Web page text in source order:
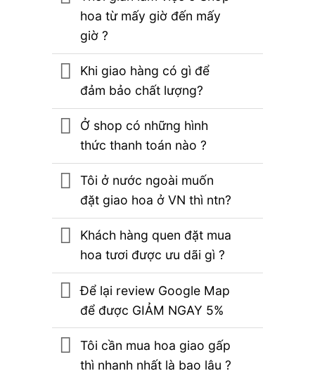
hoa từ mấy giờ đến mấy
giờ ?
Khi giao hàng có gì để
đảm bảo chất lượng?
Ở shop có những hình
thức thanh toán nào ?
Tôi ở nước ngoài muốn
đặt giao hoa ở VN thì ntn?
Khách hàng quen đặt mua
hoa tươi được ưu dãi gì ?
Để lại review Google Map
để được GIẢM NGAY 5%
Tôi cần mua hoa giao gấp
thì nhanh nhất là bao lâu ?